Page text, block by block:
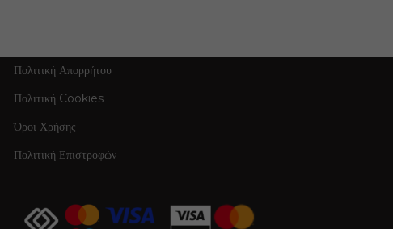
Πολιτική Απορρήτου
Πολιτική Cookies
Όροι Χρήσης
Πολιτική Επιστροφών